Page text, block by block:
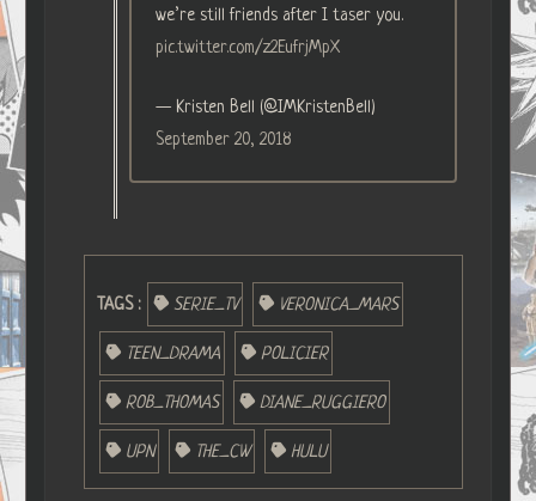
we’re still friends after I taser you.
pic.twitter.com/z2EufrjMpX
— Kristen Bell (@IMKristenBell)
September 20, 2018
TAGS : SERIE_TV VERONICA_MARS
TEEN_DRAMA POLICIER
ROB_THOMAS DIANE_RUGGIERO
UPN THE_CW HULU